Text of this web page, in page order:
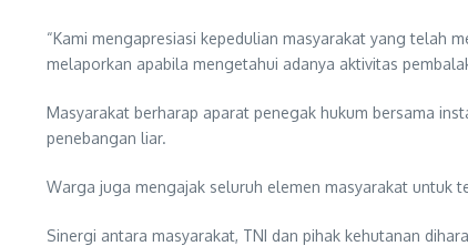
“Kami mengapresiasi kepedulian masyarakat yang telah
melaporkan apabila mengetahui adanya aktivitas
Masyarakat berharap aparat penegak hukum bersama
penebangan liar.
Warga juga mengajak seluruh elemen masyarakat untuk
Sinergi antara masyarakat, TNI dan pihak kehutanan